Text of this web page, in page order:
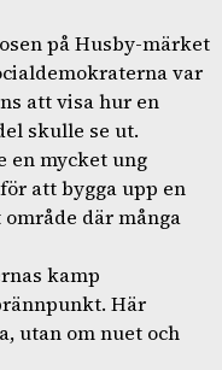
på Husby-märket
var
att visa hur en
skulle se ut.
en mycket ung
att bygga upp en
där många
kamp
Här
utan om nuet och